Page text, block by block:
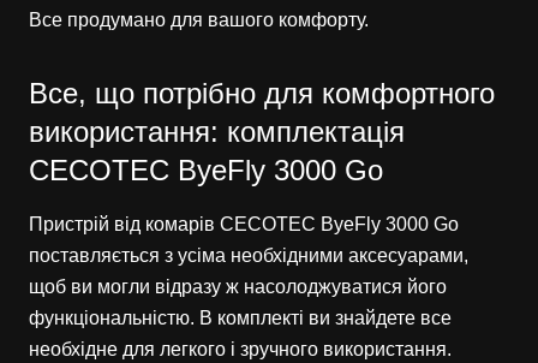
Все продумано для вашого комфорту.
Все, що потрібно для комфортного
використання: комплектація
CECOTEC ByeFly 3000 Go
Пристрій від комарів CECOTEC ByeFly 3000 Go
поставляється з усіма необхідними аксесуарами,
щоб ви могли відразу ж насолоджуватися його
функціональністю. В комплекті ви знайдете все
необхідне для легкого і зручного використання.